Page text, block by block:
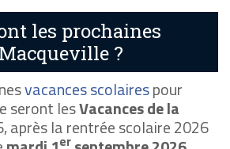
les prochaines
?
vacances scolairespour
seront lesVacances de la
après la rentrée scolaire 2026
er